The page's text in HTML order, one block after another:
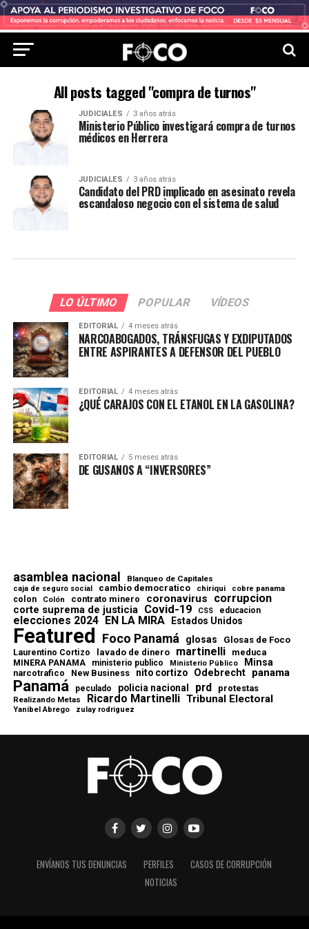
All posts tagged "compra de turnos"
JUDICIALES 3 años atrás
Ministerio Público investigará compra de turnos
médicos en Herrera
JUDICIALES 3 años atrás
Candidato del PRD implicado en asesinato revela
escandaloso negocio con el sistema de salud
LO ÚLTIMO POPULAR VÍDEOS
EDITORIAL 4 meses atrás
NARCOABOGADOS, TRÁNSFUGAS Y EXDIPUTADOS
ENTRE ASPIRANTES A DEFENSOR DEL PUEBLO
EDITORIAL 4 meses atrás
¿QUÉ CARAJOS CON EL ETANOL EN LA GASOLINA?
EDITORIAL 5 meses atrás
DE GUSANOS A “INVERSORES”
asamblea nacional Blanqueo de Capitales
caja de seguro social cambio democratico chiriqui cobre panama
colon Colón contrato minero coronavirus corrupcion
corte suprema de justicia Covid-19 CSS educacion
elecciones 2024 EN LA MIRA Estados Unidos
Featured Foco Panamá glosas Glosas de Foco
Laurentino Cortizo lavado de dinero martinelli meduca
MINERA PANAMA ministerio publico Ministerio Público Minsa
narcotrafico New Business nito cortizo Odebrecht panama
Panamá peculado policia nacional prd protestas
Realizando Metas Ricardo Martinelli Tribunal Electoral
Yanibel Abrego zulay rodriguez
ENVÍANOS TUS DENUNCIAS PERFILES
CASOS DE CORRUPCIÓN
NOTICIAS